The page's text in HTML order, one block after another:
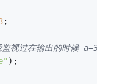
;
视过在输出的时候 a=3, 在输
);